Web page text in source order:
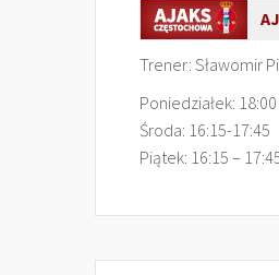
Trener: Sławomir
Poniedziałek:
Środa: 16:15-17:45
Piątek: 16:15 –